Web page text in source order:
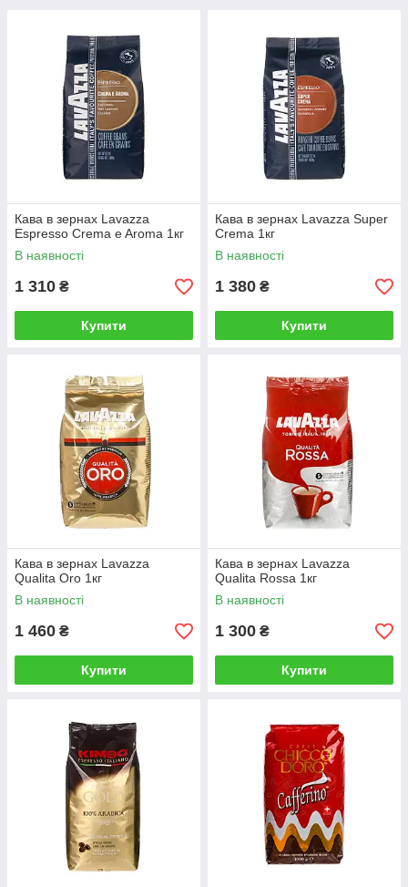
Кава в зернах Lavazza
Espresso Crema e Aroma 1кг
В наявності
1 310 ₴
Купити
Кава в зернах Lavazza Super
Crema 1кг
В наявності
1 380 ₴
Купити
Кава в зернах Lavazza
Qualita Oro 1кг
В наявності
1 460 ₴
Купити
Кава в зернах Lavazza
Qualita Rossa 1кг
В наявності
1 300 ₴
Купити